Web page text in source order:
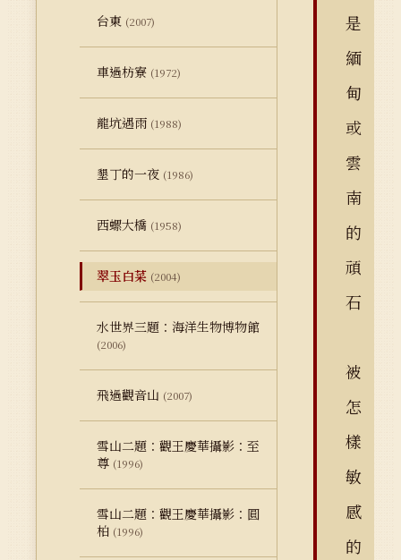
台東 (2007)
車過枋寮 (1972)
龍坑遇雨 (1988)
墾丁的一夜 (1986)
西螺大橋 (1958)
翠玉白菜 (2004)
水世界三題：海洋生物博物館
(2006)
飛過觀音山 (2007)
雪山二題：觀王慶華攝影：至
尊 (1996)
雪山二題：觀王慶華攝影：圓
柏 (1996)
是
緬
甸
或
雲
南
的
頑
石
被
怎
樣
敏
感
的